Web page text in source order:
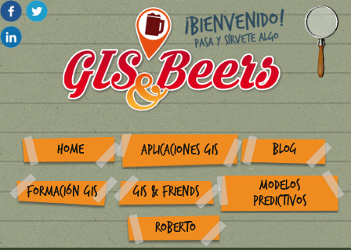
HOME APLICACIONES GIS BLOG
FORMACIÓN GIS GIS & FRIENDS
MODELOS
PREDICTIVOS
ROBERTO